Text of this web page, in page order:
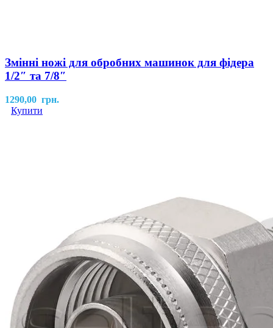
Змінні ножі для обробних машинок для фідера
1/2″ та 7/8″
1290,00 грн.
Купити